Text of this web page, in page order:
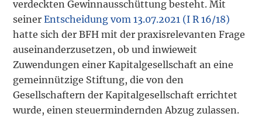
verdeckten Gewinnausschüttung besteht. Mit
seinerEntscheidung vom 13.07.2021 (I R 16/18)
hatte sich der BFH mit der praxisrelevanten Frage
auseinanderzusetzen, ob und inwieweit
Zuwendungen einer Kapitalgesellschaft an eine
gemeinnützige Stiftung, die von den
Gesellschaftern der Kapitalgesellschaft errichtet
wurde, einen steuermindernden Abzug zulassen.